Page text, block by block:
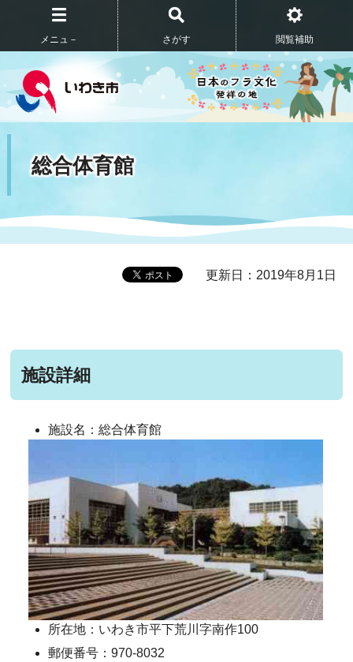
メニュ－ さがす 閲覧補助
総合体育館
更新日：2019年8月1日
施設詳細
施設名：総合体育館
所在地：いわき市平下荒川字南作100
郵便番号：970-8032